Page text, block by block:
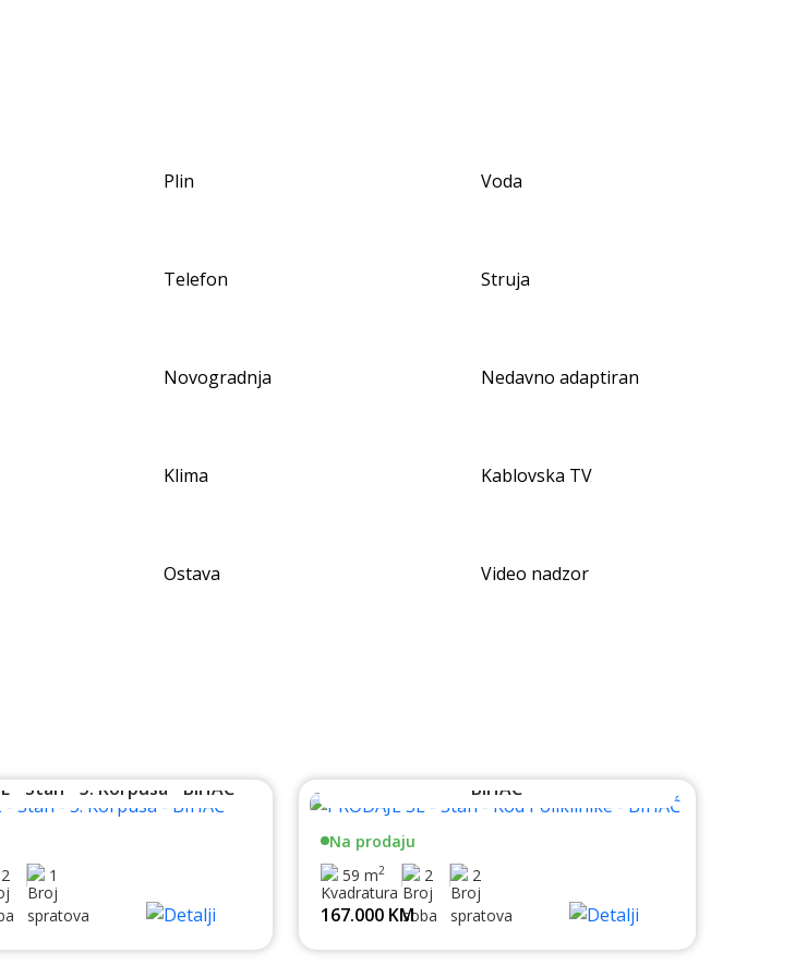
Plin Voda
Telefon Struja
Novogradnja Nedavno adaptiran
Klima Kablovska TV
Ostava Video nadzor
- Stan - 5. Korpusa - BIHAĆ
2 1
BIHAĆ
Na prodaju
59 m2 2 2
167.000 KM